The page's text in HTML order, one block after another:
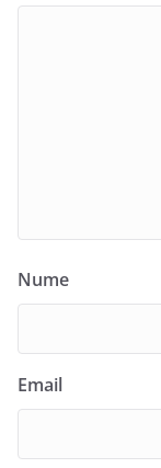
Nume
Email